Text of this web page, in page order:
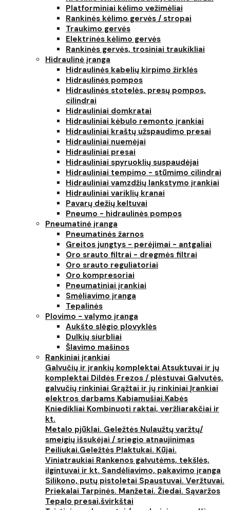
Platforminiai kėlimo vežimėliai
Rankinės kėlimo gervės / stropai
Traukimo gervės
Elektrinės kėlimo gervės
Rankinės gervės, trosiniai traukikliai
Hidraulinė įranga
Hidraulinės kabelių kirpimo žirklės
Hidraulinės pompos
Hidraulinės stotelės, presų pompos,
cilindrai
Hidrauliniai domkratai
Hidrauliniai kėbulo remonto įrankiai
Hidrauliniai kraštų užspaudimo presai
Hidrauliniai nuemėjai
Hidrauliniai presai
Hidrauliniai spyruoklių suspaudėjai
Hidrauliniai tempimo - stūmimo cilindrai
Hidrauliniai vamzdžių lankstymo įrankiai
Hidrauliniai variklių kranai
Pavarų dežių keltuvai
Pneumo - hidraulinės pompos
Pneumatinė įranga
Pneumatinės žarnos
Greitos jungtys - perėjimai - antgaliai
Oro srauto filtrai - dregmės filtrai
Oro srauto reguliatoriai
Oro kompresoriai
Pneumatiniai įrankiai
Smėliavimo įranga
Tepalinės
Plovimo - valymo įranga
Aukšto slėgio plovyklės
Dulkių siurbliai
Šlavimo mašinos
Rankiniai įrankiai
Galvučių ir įrankių komplektai Atsuktuvai ir jų
komplektai Dildės Frezos / plėstuvai Galvutės,
galvučių rinkiniai Grąžtai ir jų rinkiniai Įrankiai
elektros darbams Kabiamušiai.Kabės
Kniedikliai Kombinuoti raktai, veržliarakčiai ir
kt.
Metalo pjūklai. Geležtės Nulaužtų varžtų/
smeigių išsukėjai / sriegio atnaujinimas
Peiliukai.Geležtės Plaktukai. Kūjai.
Viniatraukiai Rankenos galvutėms, tekšlės,
ilgintuvai ir kt. Sandėliavimo, pakavimo įranga
Silikono, putų pistoletai Spaustuvai. Veržtuvai.
Priekalai Tarpinės. Manžetai. Žiedai. Sąvaržos
Tepalo presai,švirkštai